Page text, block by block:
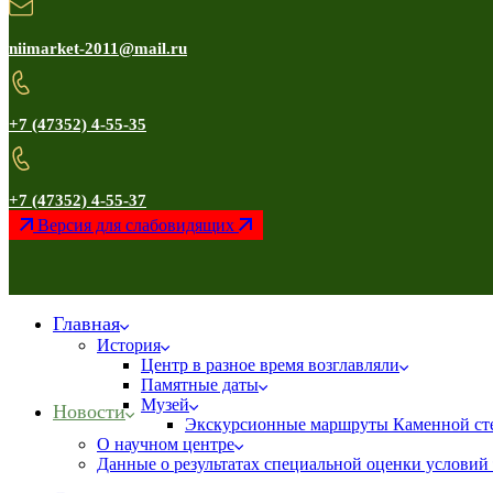
niimarket-2011@mail.ru
+7 (47352) 4-55-35
+7 (47352) 4-55-37
Версия для слабовидящих
Главная
История
Центр в разное время возглавляли
Памятные даты
Музей
Экскурсионные маршруты Каменной
О научном центре
Данные о результатах специальной оценки условий
Новости